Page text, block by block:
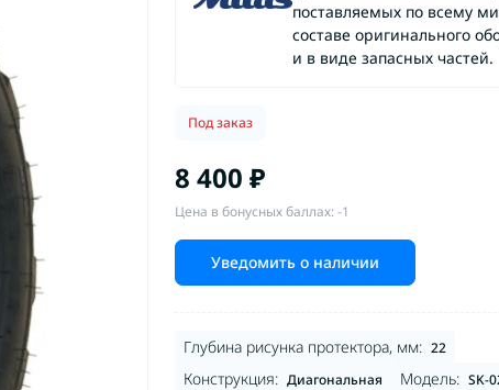
поставляемых по всему
составе оригинального
и в виде запасных частей.
Под заказ
8 400 ₽
Цена в бонусных баллах: -1
Уведомить о наличии
Глубина рисунка протектора, мм: 22
Конструкция: Диагональная Модель: SK-